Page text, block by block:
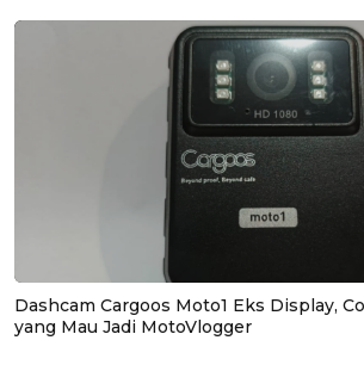
Dashcam Cargoos Moto1 Eks Display,
yang Mau Jadi MotoVlogger